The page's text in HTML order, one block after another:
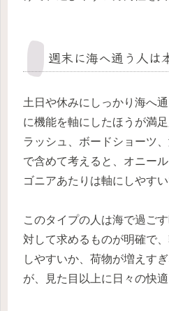
週末に海へ通う人は
土日や休みにしっかり海へ
に機能を軸にしたほうが満
ラッシュ、ボードショーツ
で含めて考えると、オニー
ゴニアあたりは軸にしやすい
このタイプの人は海で過ご
対して求めるものが明確で
しやすいか、荷物が増えす
が、見た目以上に日々の快適